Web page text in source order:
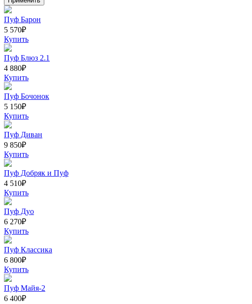
Пуф Барон
5 570₽
Купить
Пуф Блюз 2.1
4 880₽
Купить
Пуф Бочонок
5 150₽
Купить
Пуф Диван
9 850₽
Купить
Пуф Добряк и Пуф
4 510₽
Купить
Пуф Дуо
6 270₽
Купить
Пуф Классика
6 800₽
Купить
Пуф Майя-2
6 400₽